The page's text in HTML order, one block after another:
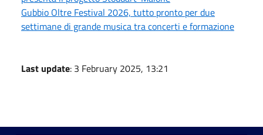
Gubbio Oltre Festival 2026, tutto pronto per due
settimane di grande musica tra concerti e formazione
Last update: 3 February 2025, 13:21